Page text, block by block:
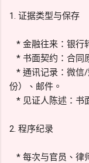
1. 证据类型与保存
* 金融往来：银行
* 书面契约：合同
* 通讯记录：微信/
份）、邮件。
* 见证人陈述：书
2. 程序纪录
* 每次与官员、律